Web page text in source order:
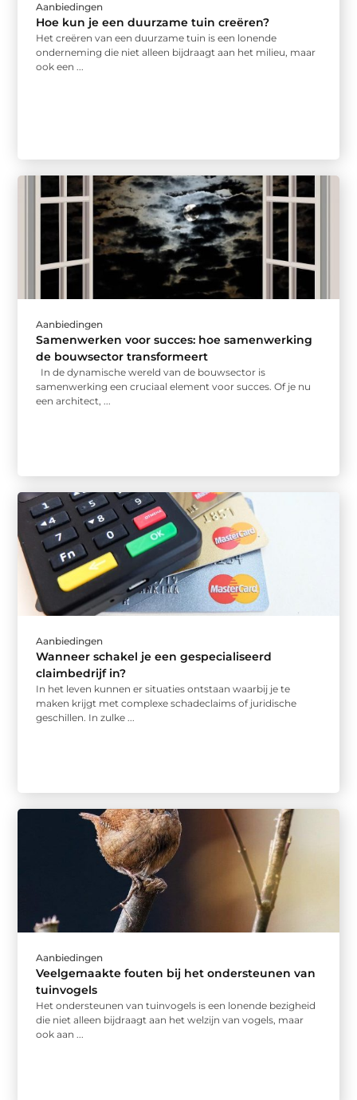
Aanbiedingen
Hoe kun je een duurzame tuin creëren?
Het creëren van een duurzame tuin is een lonende
onderneming die niet alleen bijdraagt aan het milieu, maar
ook een ...
Aanbiedingen
Samenwerken voor succes: hoe samenwerking
de bouwsector transformeert
In de dynamische wereld van de bouwsector is
samenwerking een cruciaal element voor succes. Of je nu
een architect, ...
Aanbiedingen
Wanneer schakel je een gespecialiseerd
claimbedrijf in?
In het leven kunnen er situaties ontstaan waarbij je te
maken krijgt met complexe schadeclaims of juridische
geschillen. In zulke ...
Aanbiedingen
Veelgemaakte fouten bij het ondersteunen van
tuinvogels
Het ondersteunen van tuinvogels is een lonende bezigheid
die niet alleen bijdraagt aan het welzijn van vogels, maar
ook aan ...